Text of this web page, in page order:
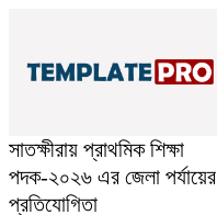
সাতক্ষীরায় প্রাথমিক শিক্ষা
পদক-২০২৬ এর জেলা পর্যায়ের
প্রতিযোগিতা